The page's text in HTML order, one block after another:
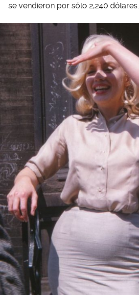
se vendieron por sólo 2,240 dólares.